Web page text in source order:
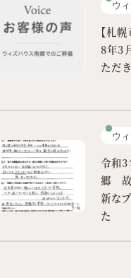
ウ
【札
8年3
ただ
ウ
令和3
郷 故
新な
た